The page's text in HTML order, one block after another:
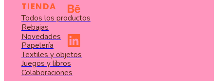
TIENDA
Todos los productos
Rebajas
Novedades
Papelería
Textiles y objetos
Juegos y libros
Colaboraciones